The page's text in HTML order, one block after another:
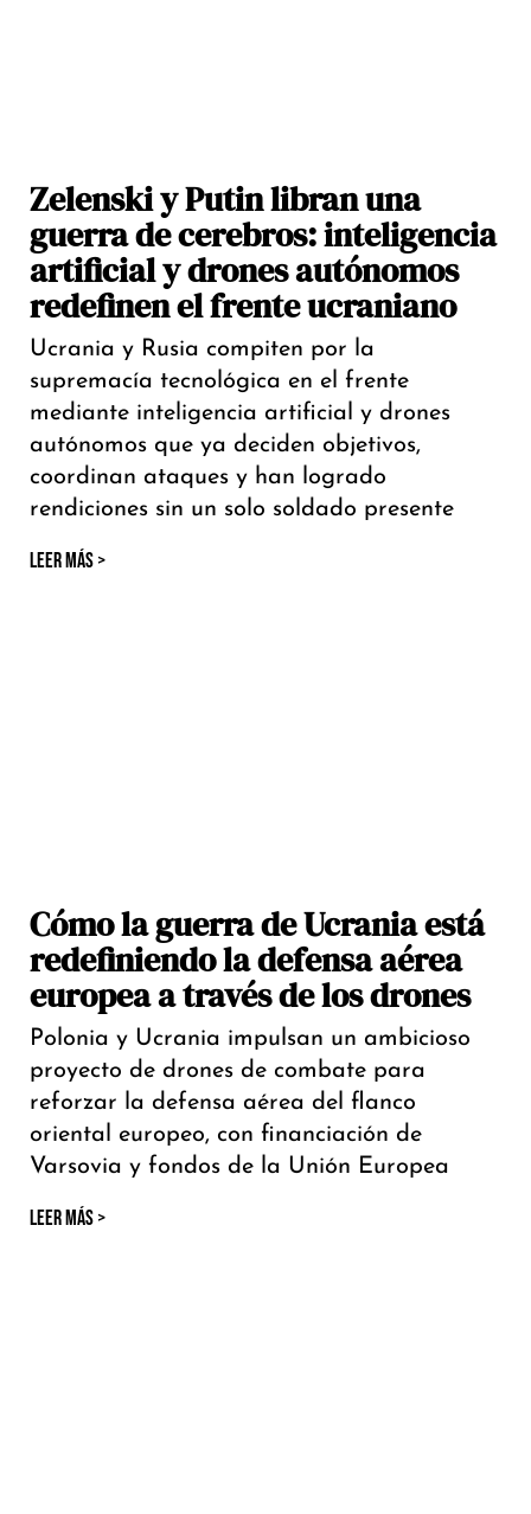
Zelenski y Putin libran una
guerra de cerebros: inteligencia
artificial y drones autónomos
redefinen el frente ucraniano
Ucrania y Rusia compiten por la
supremacía tecnológica en el frente
mediante inteligencia artificial y drones
autónomos que ya deciden objetivos,
coordinan ataques y han logrado
rendiciones sin un solo soldado presente
LEER MÁS >
Cómo la guerra de Ucrania está
redefiniendo la defensa aérea
europea a través de los drones
Polonia y Ucrania impulsan un ambicioso
proyecto de drones de combate para
reforzar la defensa aérea del flanco
oriental europeo, con financiación de
Varsovia y fondos de la Unión Europea
LEER MÁS >